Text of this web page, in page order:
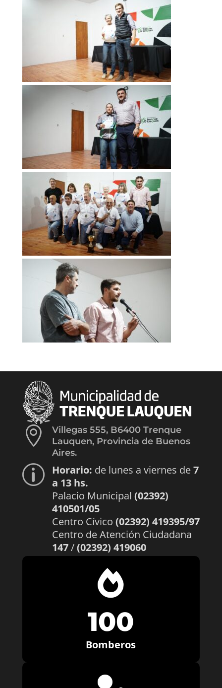

Villegas 555, B6400 Trenque
Lauquen, Provincia de Buenos
Aires.
p Horario: de lunes a viernes de7
a 13 hs.
Palacio Municipal (02392)
410501/05
Centro Cívico (02392) 419395/97
Centro de Atención Ciudadana
147/(02392) 419060

100
Bomberos